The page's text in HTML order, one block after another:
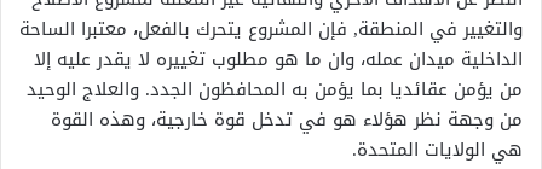
والتغيير في المنطقة, فإن المشروع يتحرك بالفعل، معتبرا الساحة
الداخلية ميدان عمله، وان ما هو مطلوب تغييره لا يقدر عليه إلا
من يؤمن عقائديا بما يؤمن به المحافظون الجدد‏‏.‏ والعلاج الوحيد
من وجهة نظر هؤلاء هو في تدخل قوة خارجية‏، وهذه القوة
هي الولايات المتحدة.